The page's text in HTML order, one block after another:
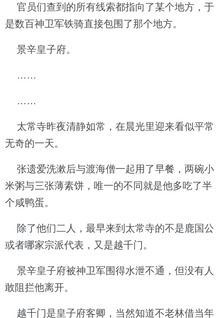
官员们查到的所有线索都指向了某个地方，于
是数百神卫军铁骑直接包围了那个地方。
景辛皇子府。
……
……
太常寺昨夜清静如常，在晨光里迎来看似平常
无奇的一天。
张遗爱洗漱后与渡海僧一起用了早餐，两碗小
米粥与三张薄素饼，唯一的不同就是他多吃了半
个咸鸭蛋。
除了他们二人，最早来到太常寺的不是鹿国公
或者哪家宗派代表，又是越千门。
景辛皇子府被神卫军围得水泄不通，但没有人
敢阻拦他离开。
越千门是皇子府客卿，当然知道不老林借当年